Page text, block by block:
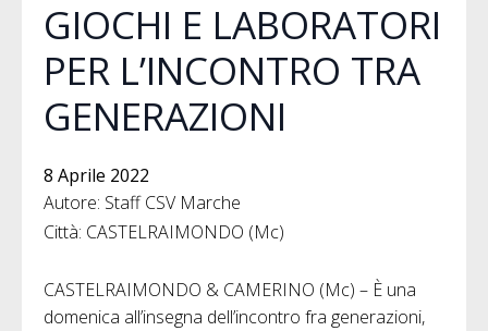
GIOCHI E LABORATORI
PER L’INCONTRO TRA
GENERAZIONI
8 Aprile 2022
Autore: Staff CSV Marche
Città: CASTELRAIMONDO (Mc)
CASTELRAIMONDO & CAMERINO (Mc) – È una
domenica all’insegna dell’incontro fra generazioni,